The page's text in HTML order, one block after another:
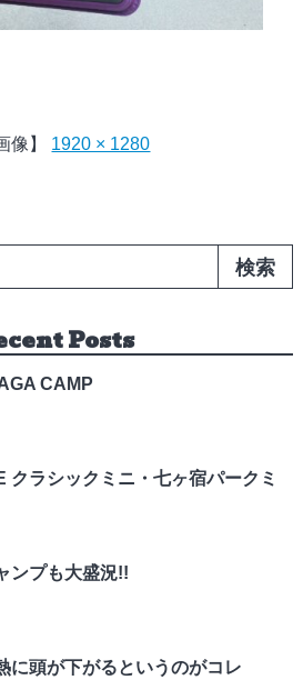
像】 1920 × 1280
Posts
CAMP
クラシックミニ・七ヶ宿パークミ
ンプも大盛況!!
に頭が下がるというのがコレ